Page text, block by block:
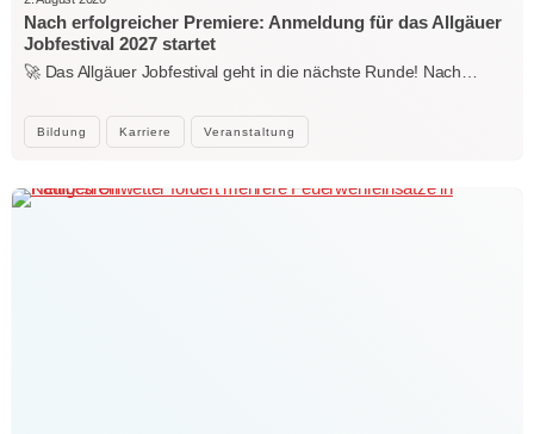
Bildung Karriere Veranstaltung
Nach erfolgreicher Premiere: Anmeldung für das Allgäuer
Jobfestival 2027 startet
🚀 Das Allgäuer Jobfestival geht in die nächste Runde! Nach…